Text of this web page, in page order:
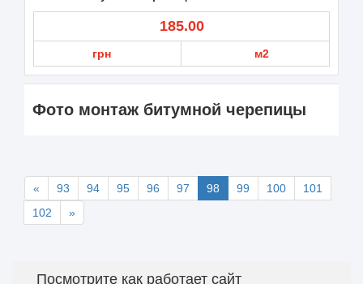
185.00
грн м2
Фото монтаж битумной черепицы
« 93 94 95 96 97 98 99 100
101
102
»
Посмотрите как работает сайт